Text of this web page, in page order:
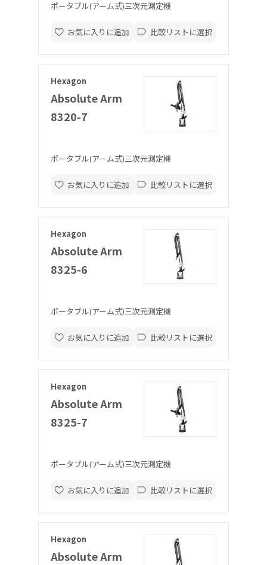
ポータブル(アーム式)三次元測定機
お気に入りに追加 比較リストに選択
Hexagon
Absolute Arm
8320-7
ポータブル(アーム式)三次元測定機
お気に入りに追加 比較リストに選択
Hexagon
Absolute Arm
8325-6
ポータブル(アーム式)三次元測定機
お気に入りに追加 比較リストに選択
Hexagon
Absolute Arm
8325-7
ポータブル(アーム式)三次元測定機
お気に入りに追加 比較リストに選択
Hexagon
Absolute Arm